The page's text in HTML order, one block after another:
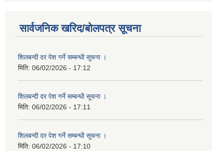
सार्वजनिक खरिद/बोलपत्र सूचना
शिलबन्दी दर पेश गर्ने सम्बन्धी सूचना ।
मिति: 06/02/2026 - 17:12
शिलबन्दी दर पेश गर्ने सम्बन्धी सूचना ।
मिति: 06/02/2026 - 17:11
शिलबन्दी दर पेश गर्ने सम्बन्धी सूचना ।
मिति: 06/02/2026 - 17:10